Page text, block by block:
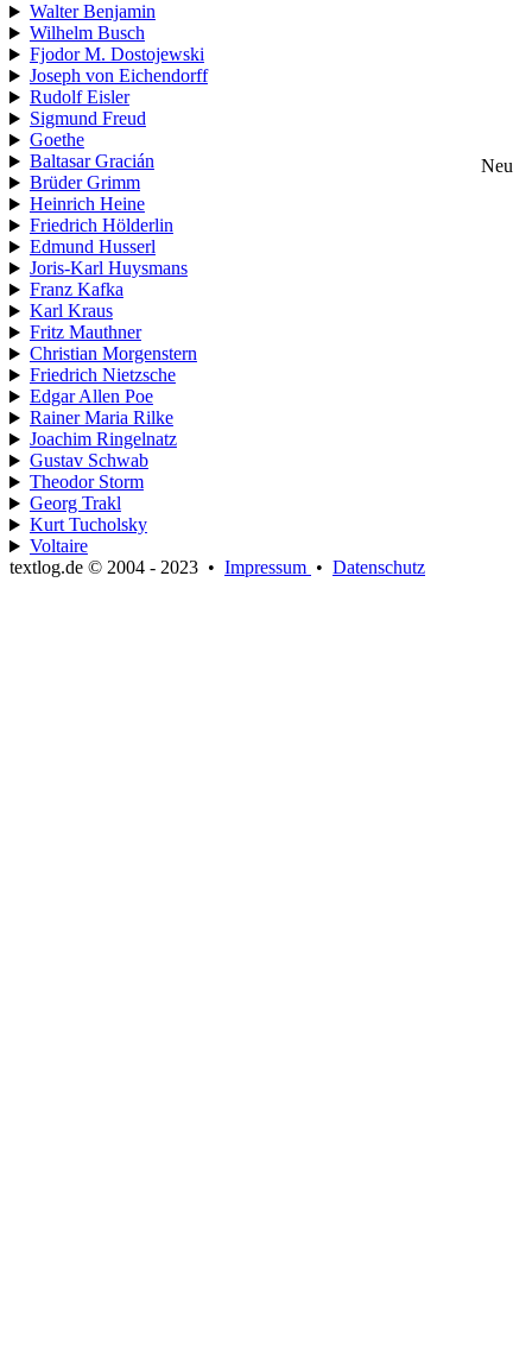
Walter Benjamin
Wilhelm Busch
Fjodor M. Dostojewski
Joseph von Eichendorff
Rudolf Eisler
Sigmund Freud
Goethe
Baltasar Gracián
Neu
Brüder Grimm
Heinrich Heine
Friedrich Hölderlin
Edmund Husserl
Joris-Karl Huysmans
Franz Kafka
Karl Kraus
Fritz Mauthner
Christian Morgenstern
Friedrich Nietzsche
Edgar Allen Poe
Rainer Maria Rilke
Joachim Ringelnatz
Gustav Schwab
Theodor Storm
Georg Trakl
Kurt Tucholsky
Voltaire
textlog.de © 2004 - 2023 • Impressum • Datenschutz